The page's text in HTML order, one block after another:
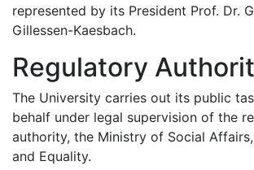
represented by its President Prof. Dr.
Gillessen-Kaesbach.
Regulatory
The University carries out its public
behalf under legal supervision of the
authority, the Ministry of Social
and Equality.